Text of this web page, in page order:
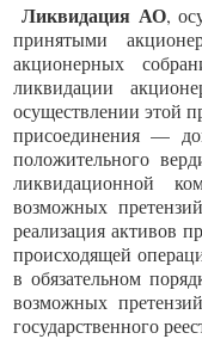
Ликвидация АО,
принятыми
акционерных
ликвидации
осуществлении этой
присоединения —
положительного
ликвидационной
возможных
реализация активов
происходящей
в обязательном
возможных
государственного